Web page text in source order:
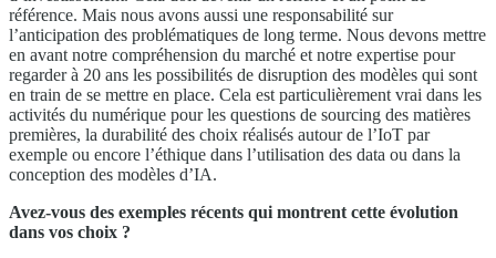
référence. Mais nous avons aussi une responsabilité sur
l’anticipation des problématiques de long terme. Nous devons mettre
en avant notre compréhension du marché et notre expertise pour
regarder à 20 ans les possibilités de disruption des modèles qui sont
en train de se mettre en place. Cela est particulièrement vrai dans les
activités du numérique pour les questions de sourcing des matières
premières, la durabilité des choix réalisés autour de l’IoT par
exemple ou encore l’éthique dans l’utilisation des data ou dans la
conception des modèles d’IA.
Avez-vous des exemples récents qui montrent cette évolution
dans vos choix ?